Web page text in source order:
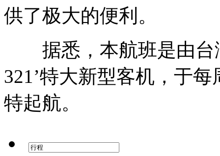
供了极大的便利。
据悉，本航班是由台
321’特大新型客机，于
特起航。